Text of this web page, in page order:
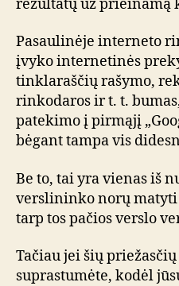
rezultatų už prieinamą
Pasaulinėje interneto
įvyko internetinės
tinklaraščių rašymo,
rinkodaros ir t. t.
patekimo į pirmąjį
bėgant tampa vis
Be to, tai yra vienas iš
verslininko norų matyti
tarp tos pačios verslo
Tačiau jei šių
suprastumėte, kodėl